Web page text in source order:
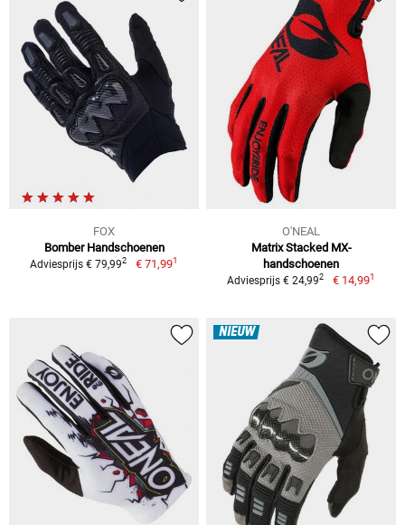
FOX
Bomber Handschoenen
Adviesprijs € 79,992 € 71,991
O'NEAL
Matrix Stacked MX-
handschoenen
Adviesprijs € 24,992 € 14,991
NIEUW